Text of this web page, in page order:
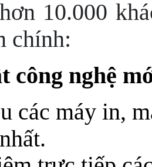
10.000
chính:
công nghệ
các máy in,